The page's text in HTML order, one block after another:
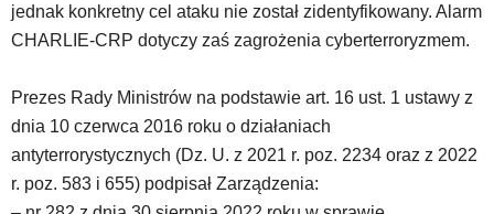
dedykowane
skróty
zatem
obsługiwana
jest
standardowy
jednak konkretny cel ataku nie został zidentyfikowany. Alarm
CHARLIE-CRP dotyczy zaś zagrożenia cyberterroryzmem.
Prezes Rady Ministrów na podstawie art. 16 ust. 1 ustawy z
dnia 10 czerwca 2016 roku o działaniach
antyterrorystycznych (Dz. U. z 2021 r. poz. 2234 oraz z 2022
r. poz. 583 i 655) podpisał Zarządzenia: